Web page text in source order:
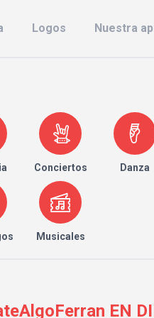
Logos Nuestra
Conciertos Danza
Musicales
EN